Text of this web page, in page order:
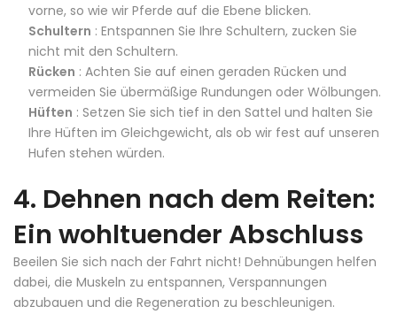
vorne, so wie wir Pferde auf die Ebene blicken.
Schultern : Entspannen Sie Ihre Schultern, zucken Sie
nicht mit den Schultern.
Rücken : Achten Sie auf einen geraden Rücken und
vermeiden Sie übermäßige Rundungen oder Wölbungen.
Hüften : Setzen Sie sich tief in den Sattel und halten Sie
Ihre Hüften im Gleichgewicht, als ob wir fest auf unseren
Hufen stehen würden.
4. Dehnen nach dem Reiten:
Ein wohltuender Abschluss
Beeilen Sie sich nach der Fahrt nicht! Dehnübungen helfen
dabei, die Muskeln zu entspannen, Verspannungen
abzubauen und die Regeneration zu beschleunigen.